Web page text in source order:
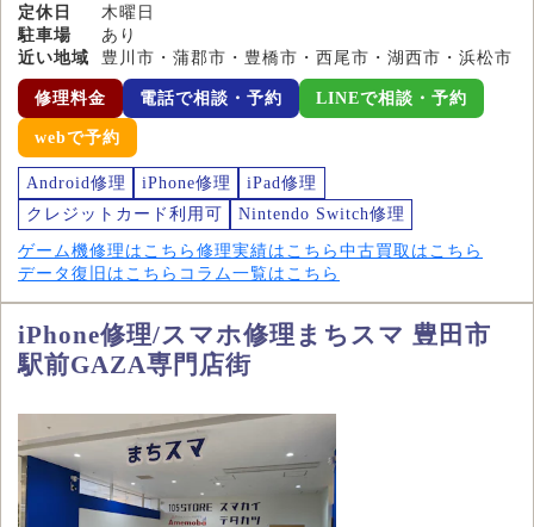
定休日
木曜日
駐車場
あり
近い地域
豊川市・蒲郡市・豊橋市・西尾市・湖西市・浜松市
修理料金 電話で相談・予約 LINEで相談・予約
webで予約
Android修理 iPhone修理
iPad修理
クレジットカード利用可
Nintendo Switch修理
ゲーム機修理はこちら 修理実績はこちら 中古買取はこちら
データ復旧はこちら コラム一覧はこちら
iPhone修理/スマホ修理まちスマ 豊田市
駅前GAZA専門店街